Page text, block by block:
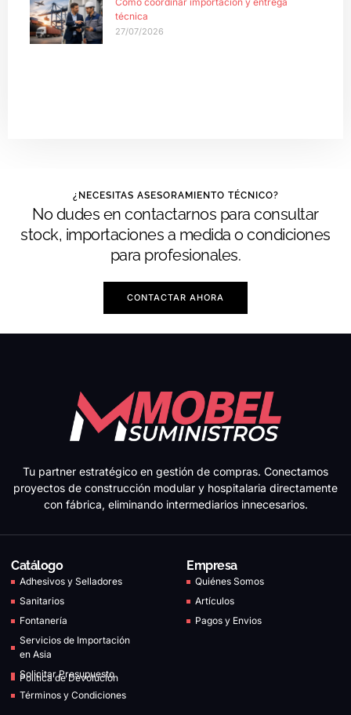
técnica
27/07/2026
¿NECESITAS ASESORAMIENTO TÉCNICO?
No dudes en contactarnos para consultar
stock, importaciones a medida o condiciones
para profesionales.
CONTACTAR AHORA
Tu partner estratégico en gestión de compras. Conectamos
proyectos de construcción modular y hospitalaria directamente
con fábrica, eliminando intermediarios innecesarios.
Catálogo
Adhesivos y Selladores
Sanitarios
Fontanería
Servicios de Importación
en Asia
Solicitar Presupuesto
Política de Devolución
Términos y Condiciones
Empresa
Quiénes Somos
Artículos
Pagos y Envios